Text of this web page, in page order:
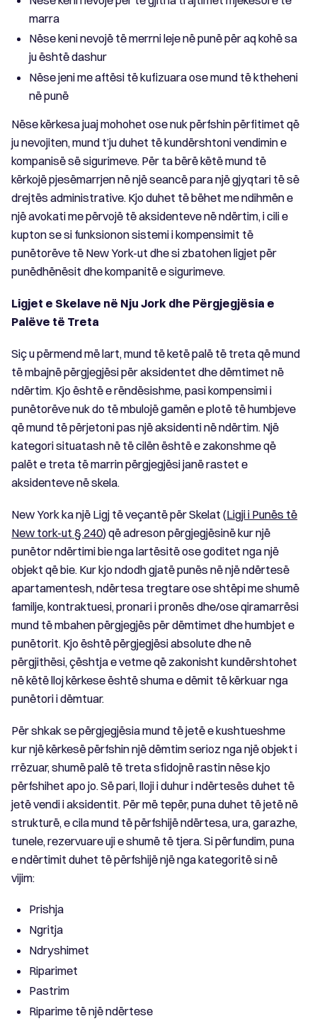
marra
Nëse keni nevojë të merrni leje në punë për aq kohë sa
ju është dashur
Nëse jeni me aftësi të kufizuara ose mund të ktheheni
në punë
Nëse kërkesa juaj mohohet ose nuk përfshin përfitimet që
ju nevojiten, mund t’ju duhet të kundërshtoni vendimin e
kompanisë së sigurimeve. Për ta bërë këtë mund të
kërkojë pjesëmarrjen në një seancë para një gjyqtari të së
drejtës administrative. Kjo duhet të bëhet me ndihmën e
një avokati me përvojë të aksidenteve në ndërtim, i cili e
kupton se si funksionon sistemi i kompensimit të
punëtorëve të New York-ut dhe si zbatohen ligjet për
punëdhënësit dhe kompanitë e sigurimeve.
Ligjet e Skelave në Nju Jork dhe Përgjegjësia e
Palëve të Treta
Siç u përmend më lart, mund të ketë palë të treta që mund
të mbajnë përgjegjësi për aksidentet dhe dëmtimet në
ndërtim. Kjo është e rëndësishme, pasi kompensimi i
punëtorëve nuk do të mbulojë gamën e plotë të humbjeve
që mund të përjetoni pas një aksidenti në ndërtim. Një
kategori situatash në të cilën është e zakonshme që
palët e treta të marrin përgjegjësi janë rastet e
aksidenteve në skela.
New York ka një Ligj të veçantë për Skelat (Ligji i Punës të
New tork-ut § 240) që adreson përgjegjësinë kur një
punëtor ndërtimi bie nga lartësitë ose goditet nga një
objekt që bie. Kur kjo ndodh gjatë punës në një ndërtesë
apartamentesh, ndërtesa tregtare ose shtëpi me shumë
familje, kontraktuesi, pronari i pronës dhe/ose qiramarrësi
mund të mbahen përgjegjës për dëmtimet dhe humbjet e
punëtorit. Kjo është përgjegjësi absolute dhe në
përgjithësi, çështja e vetme që zakonisht kundërshtohet
në këtë lloj kërkese është shuma e dëmit të kërkuar nga
punëtori i dëmtuar.
Për shkak se përgjegjësia mund të jetë e kushtueshme
kur një kërkesë përfshin një dëmtim serioz nga një objekt i
rrëzuar, shumë palë të treta sfidojnë rastin nëse kjo
përfshihet apo jo. Së pari, lloji i duhur i ndërtesës duhet të
jetë vendi i aksidentit. Për më tepër, puna duhet të jetë në
strukturë, e cila mund të përfshijë ndërtesa, ura, garazhe,
tunele, rezervuare uji e shumë të tjera. Si përfundim, puna
e ndërtimit duhet të përfshijë një nga kategoritë si në
vijim:
Prishja
Ngritja
Ndryshimet
Riparimet
Pastrim
Riparime të një ndërtese